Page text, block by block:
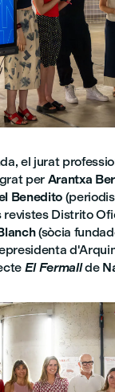
el jurat
per Arantxa
Benedito
revistes Distrito
(sòcia
El Fermallde